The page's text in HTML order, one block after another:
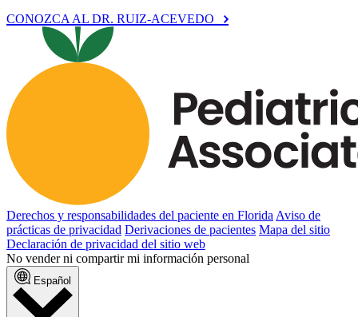
CONOZCA AL DR. RUIZ-ACEVEDO
Derechos y responsabilidades del paciente en Florida Aviso de
prácticas de privacidad Derivaciones de pacientes Mapa del sitio
Declaración de privacidad del sitio web
No vender ni compartir mi información personal
Español